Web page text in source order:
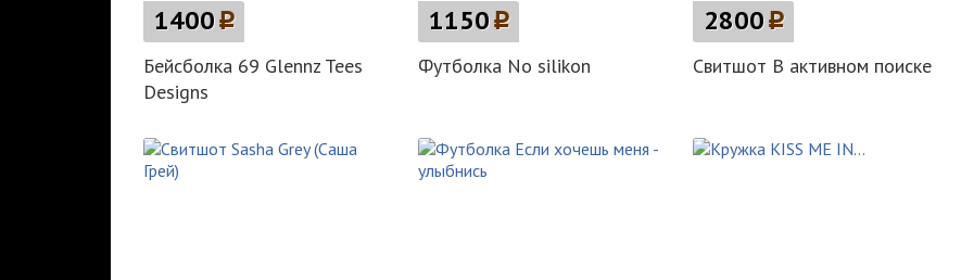
1400p
Бейсболка 69 Glennz Tees
Designs
1150p
Футболка No silikon
2800p
Свитшот В активном поиске